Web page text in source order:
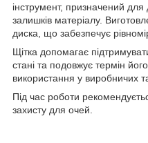
інструмент, призначений
залишків матеріалу.
диска, що забезпечує
Щітка допомагає
стані та подовжує термін
використання у виробничих
Під час роботи
захисту для очей.